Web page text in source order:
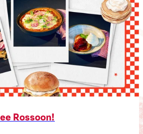
Rossoon!